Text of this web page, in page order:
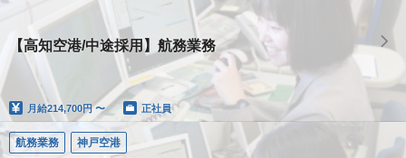
【高知空港/中途採用】航務業務
月給214,700円 〜 正社員
航務業務 神戸空港